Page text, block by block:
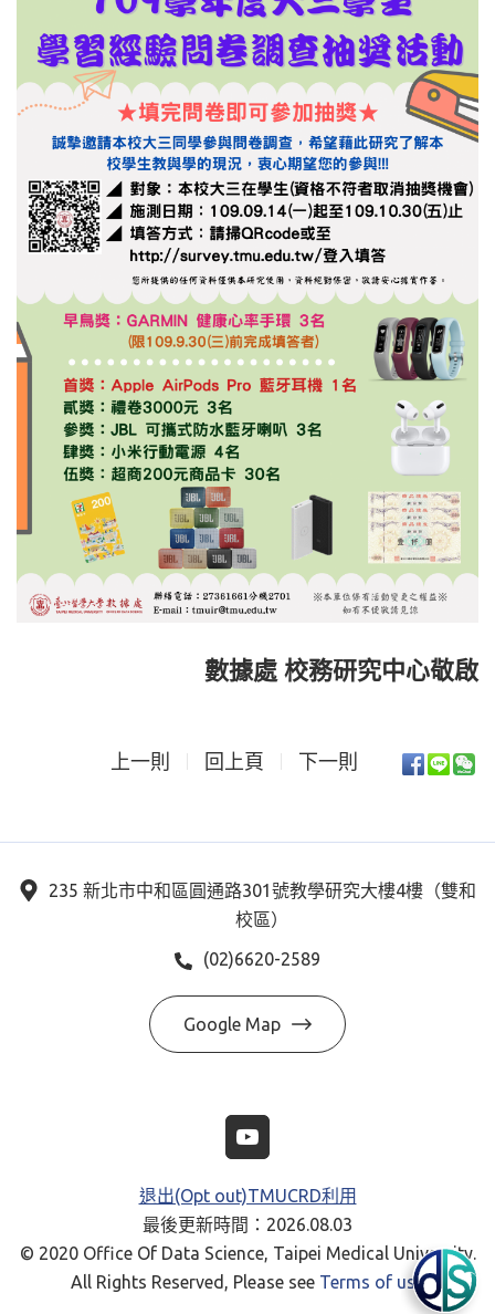
數據處 校務研究中心敬啟
上一則 回上頁 下一則
235 新北市中和區圓通路301號教學研究大樓4樓（雙和
校區）
(02)6620-2589
Google Map
退出(Opt out)TMUCRD利用
最後更新時間：2026.08.03
© 2020 Office Of Data Science, Taipei Medical University.
All Rights Reserved, Please see Terms of use